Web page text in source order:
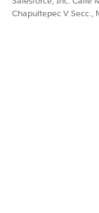
rutina. Para
Chapultepec V Secc.,